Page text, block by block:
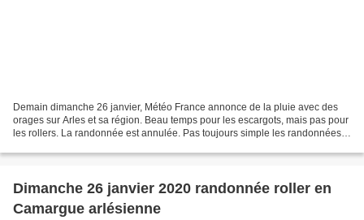
Demain dimanche 26 janvier, Météo France annonce de la pluie avec des
orages sur Arles et sa région. Beau temps pour les escargots, mais pas pour
les rollers. La randonnée est annulée. Pas toujours simple les randonnées
Dimanche 26 janvier 2020 randonnée roller en
Camargue arlésienne